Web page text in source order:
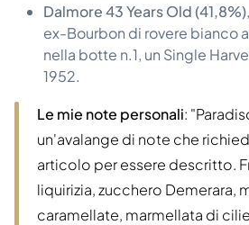
Dalmore 43 Years Old (41,8%)
ex-Bourbon di rovere bianco
nella botte n.1, un Single
1952.
Le mie note personali:
un'avalange di note che
articolo per essere descritto.
liquirizia, zucchero Demerara,
caramellate, marmellata di